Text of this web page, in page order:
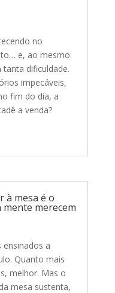
no
e, ao mesmo
dificuldade.
impecáveis,
fim do dia, a
a venda?
à mesa é o
mente merecem
a
Quanto mais
melhor. Mas o
mesa sustenta,